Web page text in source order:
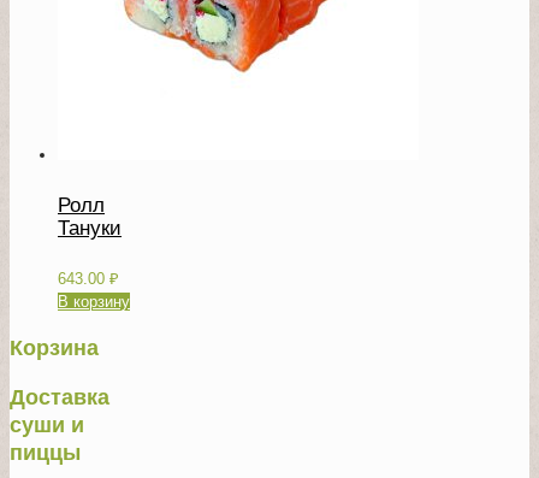
Ролл
Тануки
643.00 ₽
В корзину
Корзина
Доставка
суши и
пиццы